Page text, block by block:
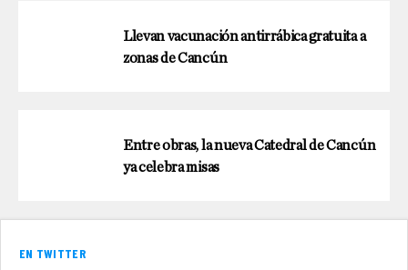
Llevan vacunación antirrábica gratuita a
zonas de Cancún
Entre obras, la nueva Catedral de Cancún
ya celebra misas
EN TWITTER